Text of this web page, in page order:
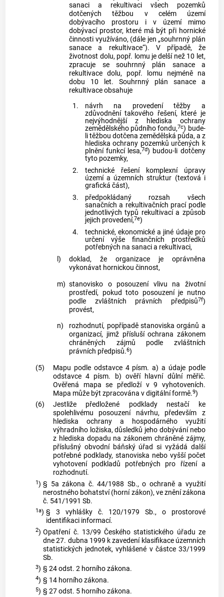
sanaci a rekultivaci všech pozemků
dotčených těžbou v celém území
dobývacího prostoru i v území mimo
dobývací prostor, které má být při hornické
činnosti využíváno, (dále jen „souhrnný plán
sanace a rekultivace“). V případě, že
životnost dolu, popř. lomu je delší než 10 let,
zpracuje se souhrnný plán sanace a
rekultivace dolu, popř. lomu nejméně na
dobu 10 let. Souhrnný plán sanace a
rekultivace obsahuje
1.
návrh na provedení těžby a
zdůvodnění takového řešení, které je
nejvýhodnější z hlediska ochrany
zemědělského půdního fondu,7c) bude-
li těžbou dotčena zemědělská půda, a z
hlediska ochrany pozemků určených k
plnění funkcí lesa,7d) budou-li dotčeny
tyto pozemky,
2.
technické řešení komplexní úpravy
území a územních struktur (textová i
grafická část),
3.
předpokládaný rozsah všech
sanačních a rekultivačních prací podle
jednotlivých typů rekultivací a způsob
jejich provedení,7e)
4.
technické, ekonomické a jiné údaje pro
určení výše finančních prostředků
potřebných na sanaci a rekultivaci,
l)
doklad, že organizace je oprávněna
vykonávat hornickou činnost,
m) stanovisko o posouzení vlivu na životní
prostředí, pokud toto posouzení je nutno
podle zvláštních právních předpisů7f)
provést,
n)
rozhodnutí, popřípadě stanoviska orgánů a
organizací, jimž přísluší ochrana zákonem
chráněných zájmů podle zvláštních
právních předpisů.6)
(5)
Mapu podle odstavce 4 písm. a) a údaje podle
odstavce 4 písm. b) ověří hlavní důlní měřič.
Ověřená mapa se předloží v 9 vyhotoveních.
Mapa může být zpracována v digitální formě.9)
(6)
Jestliže předložené podklady nestačí ke
spolehlivému posouzení návrhu, především z
hlediska ochrany a hospodárného využití
výhradního ložiska, důsledků jeho dobývání nebo
z hlediska dopadu na zákonem chráněné zájmy,
příslušný obvodní báňský úřad si vyžádá další
potřebné podklady, stanoviska nebo vyšší počet
vyhotovení podkladů potřebných pro řízení a
rozhodnutí.
1) § 5a zákona č. 44/1988 Sb., o ochraně a využití
nerostného bohatství (horní zákon), ve znění zákona
č. 541/1991 Sb.
1a) § 3 vyhlášky č. 120/1979 Sb., o prostorové
identifikaci informací.
2) Opatření č. 13/99 Českého statistického úřadu ze
dne 27. dubna 1999 k zavedení klasifikace územních
statistických jednotek, vyhlášené v částce 33/1999
Sb.
3) § 24 odst. 2 horního zákona.
4) § 14 horního zákona.
5) § 27 odst. 5 horního zákona.